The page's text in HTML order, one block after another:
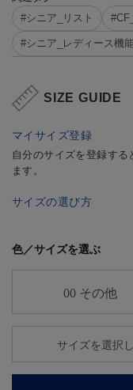
#シニア_リスト
#シニア_レディース機
SIZE GUIDE
マイサイズ登録
自分のサイズを登録す
ます。
サイズの選び方
色／サイズを選ぶ